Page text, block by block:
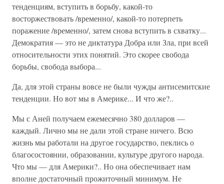
тенденциям, вступить в борьбу, какой-то
восторжествовать /временно/, какой-то потерпеть
поражение /временно/, затем снова вступить в схватку...
Демократия — это не диктатура Добра или Зла, при всей
относительности этих понятий. Это скорее свобода
борьбы, свобода выбора...
Да, для этой страны вовсе не были чужды антисемитские
тенденции. Но вот мы в Америке... И что же?..
Мы с Аней получаем ежемесячно 380 долларов —
каждый. Лично мы не дали этой стране ничего. Всю
жизнь мы работали на другое государство, пеклись о
благосостоянии, образовании, культуре другого народа.
Что мы — для Америки?.. Но она обеспечивает нам
вполне достаточный прожиточный минимум. Не